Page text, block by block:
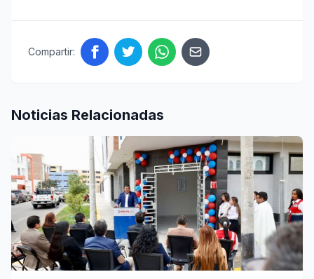
Compartir:
Noticias Relacionadas